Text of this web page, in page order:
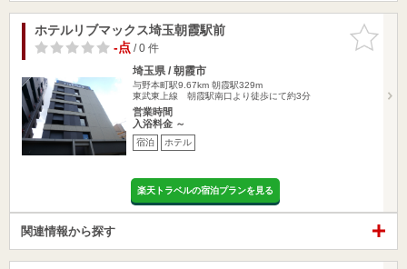
お気に入
りに追加
ホテルリブマックス埼玉朝霞駅前
-点/ 0 件
埼玉県 / 朝霞市
与野本町駅9.67km 朝霞駅329m
東武東上線 朝霞駅南口より徒歩にて約3分
営業時間
入浴料金 ～
宿泊 ホテル
楽天トラベルの宿泊プランを見る
関連情報から探す